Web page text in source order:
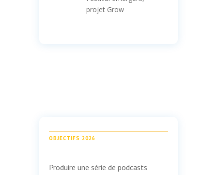
projet Grow
OBJECTIFS 2026
Produire une série de podcasts